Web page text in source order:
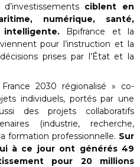
ciblent en
numérique, santé,
Bpifrance et la
pour l’instruction et la
prises par l’État et la
2030 régionalisé » co-
individuels, portés par une
des projets collaboratifs
(industrie, recherche,
formation professionnelle. Sur
à ce jour ont générés 49
pour 20 millions